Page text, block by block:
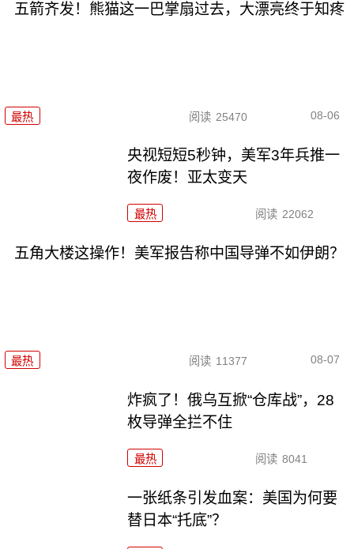
五箭齐发！熊猫这一巴掌扇过去，大漂亮终于知疼
最热 阅读 25470 08-06
央视短短5秒钟，美军3年兵推一
夜作废！亚太变天
最热 阅读 22062
五角大楼这操作！美军报告称中国导弹不如伊朗？
最热 阅读 11377 08-07
炸疯了！俄乌互掀“仓库战”，28
枚导弹全拦不住
最热 阅读 8041
一张纸条引发血案：美国为何要
替日本“托底”？